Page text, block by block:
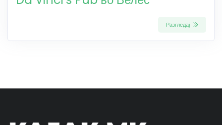
Разгледај